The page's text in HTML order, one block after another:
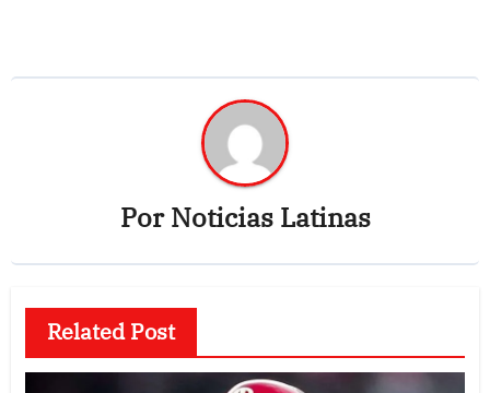
PorNoticias Latinas
Related Post